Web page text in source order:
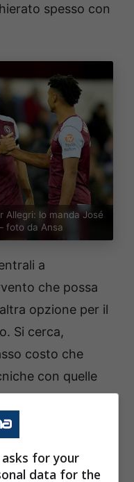
spesso con
Allegri: lo manda José
foto da Ansa
a
che possa
opzione per il
Si cerca,
costo che
con quelle
importante per il
fuori dall’Italia,
opportunità
ad una vecchia
for your
data for the